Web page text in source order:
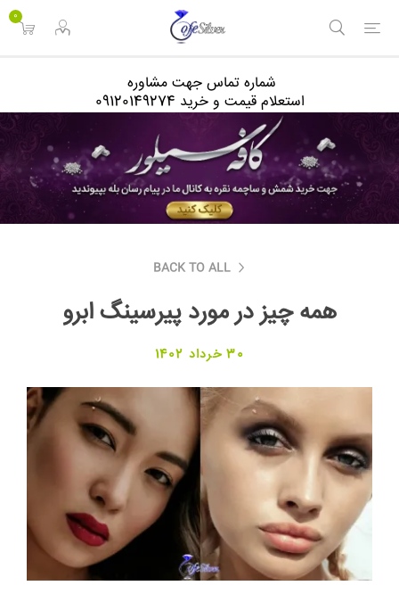
0
شماره تماس جهت مشاوره
استعلام قیمت و خرید 09120149274
BACK TO ALL
همه چیز در مورد پیرسینگ ابرو
30 خرداد 1402